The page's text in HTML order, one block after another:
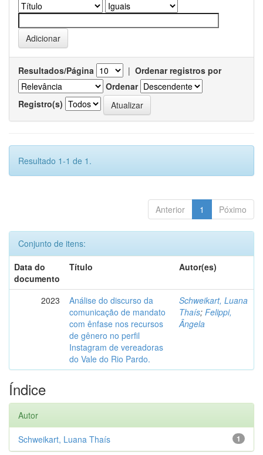
Resultados/Página | Ordenar registros por
Ordenar
Registro(s)
Resultado 1-1 de 1.
Anterior 1 Póximo
Conjunto de itens:
Data do
documento
Título Autor(es)
2023
Análise do discurso da
comunicação de mandato
com ênfase nos recursos
de gênero no perfil
Instagram de vereadoras
do Vale do Rio Pardo.
Schweikart, Luana
Thaís; Felippi,
Ângela
Índice
Autor
1
Schweikart, Luana Thaís